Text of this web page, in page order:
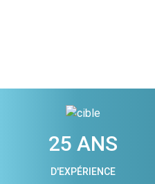
25 ANS
D'EXPÉRIENCE